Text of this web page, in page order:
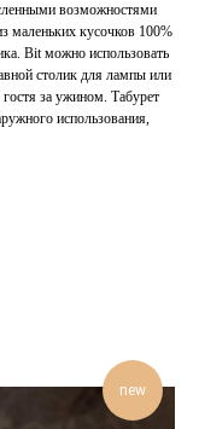
возможностями
маленьких кусочков 100%
Bit можно использовать
столик для лампы или
за ужином. Табурет
использования,
new